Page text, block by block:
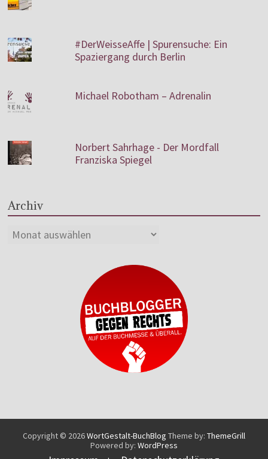
#DerWeisseAffe | Spurensuche: Ein
Spaziergang durch Berlin
Michael Robotham – Adrenalin
Norbert Sahrhage - Der Mordfall
Franziska Spiegel
Archiv
Copyright © 2026WortGestalt-BuchBlog Theme by: ThemeGrill
Powered by: WordPress